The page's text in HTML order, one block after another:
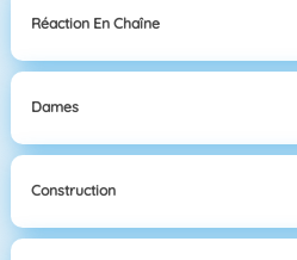
Réaction En Chaîne
Dames
Construction